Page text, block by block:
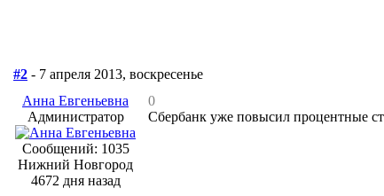
#2 - 7 апреля 2013, воскресенье
Анна Евгеньевна
Администратор
Сообщений: 1035
Нижний Новгород
4672 дня назад
0
Сбербанк уже повысил процентные